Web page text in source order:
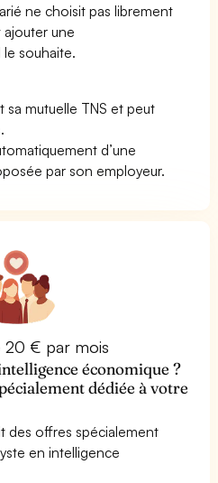
ne choisit pas librement
une
le souhaite.
sa mutuelle TNS et peut
d’une
par son employeur.
20 € par mois
économique ?
dédiée à votre
des offres spécialement
en intelligence